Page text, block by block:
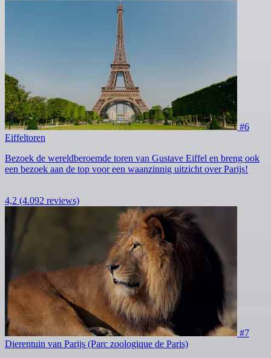
#6
Eiffeltoren
Bezoek de wereldberoemde toren van Gustave Eiffel en breng ook
een bezoek aan de top voor een waanzinnig uitzicht over Parijs!
4,2 (4.092 reviews)
#7
Dierentuin van Parijs (Parc zoologique de Paris)